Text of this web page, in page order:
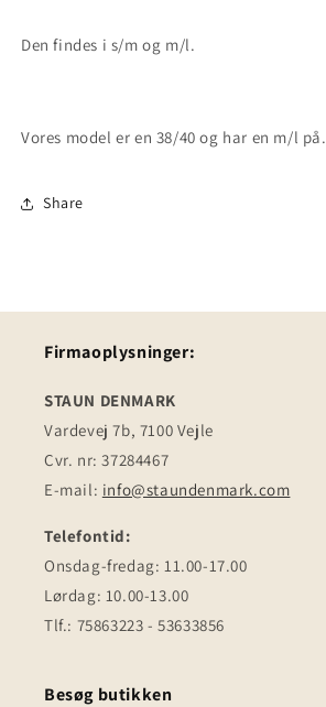
Den findes i s/m og m/l.
Vores model er en 38/40 og har en m/l på.
Share
Firmaoplysninger:
STAUN DENMARK
Vardevej 7b, 7100 Vejle
Cvr. nr: 37284467
E-mail: info@staundenmark.com
Telefontid:
Onsdag-fredag: 11.00-17.00
Lørdag: 10.00-13.00
Tlf.: 75863223 - 53633856
Besøg butikken